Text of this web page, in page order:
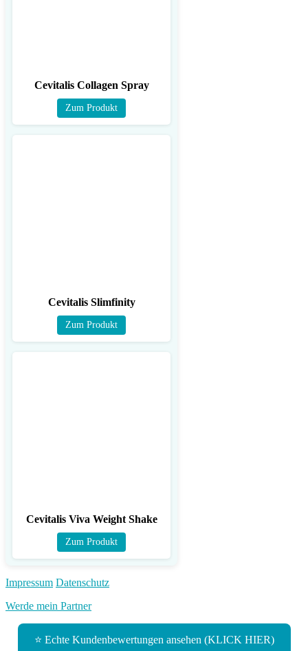
Cevitalis Collagen Spray
Zum Produkt
Cevitalis Slimfinity
Zum Produkt
Cevitalis Viva Weight Shake
Zum Produkt
Impressum Datenschutz
Werde mein Partner
⭐ Echte Kundenbewertungen ansehen (KLICK HIER)